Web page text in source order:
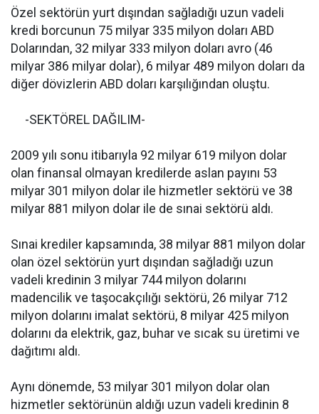
Özel sektörün yurt dışından sağladığı uzun vadeli
kredi borcunun 75 milyar 335 milyon doları ABD
Dolarından, 32 milyar 333 milyon doları avro (46
milyar 386 milyar dolar), 6 milyar 489 milyon doları da
diğer dövizlerin ABD doları karşılığından oluştu.
-SEKTÖREL DAĞILIM-
2009 yılı sonu itibarıyla 92 milyar 619 milyon dolar
olan finansal olmayan kredilerde aslan payını 53
milyar 301 milyon dolar ile hizmetler sektörü ve 38
milyar 881 milyon dolar ile de sınai sektörü aldı.
Sınai krediler kapsamında, 38 milyar 881 milyon dolar
olan özel sektörün yurt dışından sağladığı uzun
vadeli kredinin 3 milyar 744 milyon dolarını
madencilik ve taşocakçılığı sektörü, 26 milyar 712
milyon dolarını imalat sektörü, 8 milyar 425 milyon
dolarını da elektrik, gaz, buhar ve sıcak su üretimi ve
dağıtımı aldı.
Aynı dönemde, 53 milyar 301 milyon dolar olan
hizmetler sektörünün aldığı uzun vadeli kredinin 8